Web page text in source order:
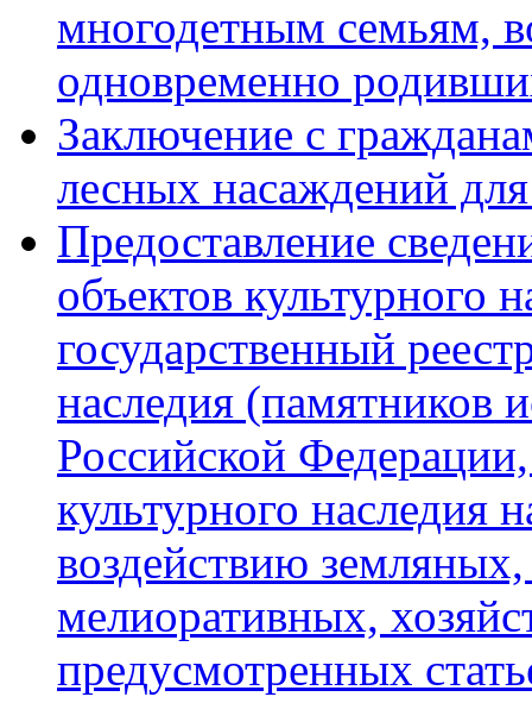
многодетным семьям,
одновременно
Заключение с
лесных насаждений
Предоставление
объектов культурного
государственный
наследия (памятников
Российской
культурного наследия
воздействию
мелиоративных,
предусмотренных